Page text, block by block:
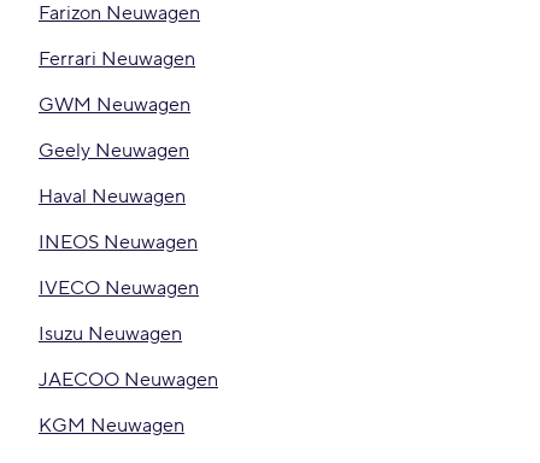
Farizon Neuwagen
Ferrari Neuwagen
GWM Neuwagen
Geely Neuwagen
Haval Neuwagen
INEOS Neuwagen
IVECO Neuwagen
Isuzu Neuwagen
JAECOO Neuwagen
KGM Neuwagen